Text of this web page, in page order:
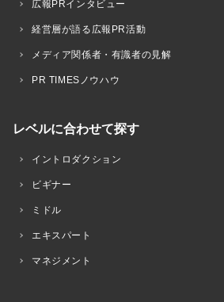
広報PRインタビュー
経営層が語る広報PR活動
メディア関係者・有識者の見解
PR TIMESノウハウ
レベルに合わせて探す
イントロダクション
ビギナー
ミドル
エキスパート
マネジメント